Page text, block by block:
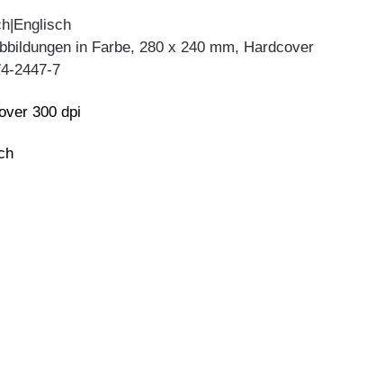
in Farbe, 280 x 240 mm, Hardcover
2447-7
300 dpi